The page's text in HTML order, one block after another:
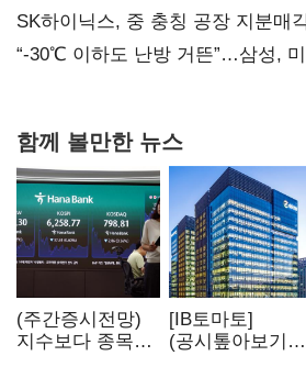
불만 확산
SK하이닉스, 중 충칭 공장 지분매
없어”
“-30℃ 이하도 난방 거뜬”…삼성,
함께 볼만한 뉴스
(주간증시전망)
지수보다 종목…
[IB토마토]
(공시톺아보기)